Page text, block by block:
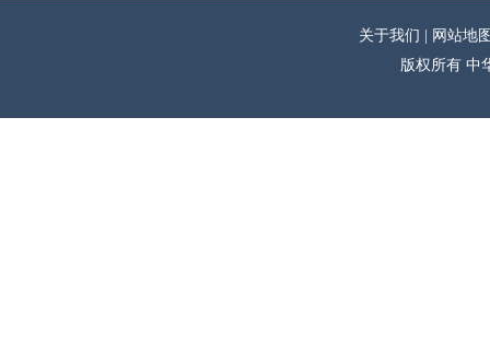
关于我们 | 网站地
版权所有 中